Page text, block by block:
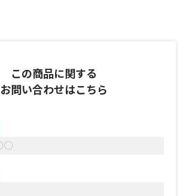
この商品に関する
お問い合わせはこちら